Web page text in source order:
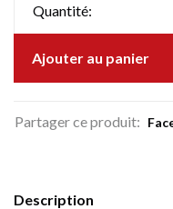
Quantité:
Ajouter au panier
Partager ce produit:
Description